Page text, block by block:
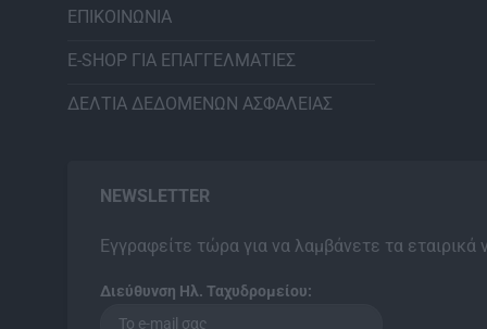
ΕΠΙΚΟΙΝΩΝΙΑ
E-SHOP ΓΙΑ ΕΠΑΓΓΕΛΜΑΤΙΕΣ
ΔΕΛΤΙΑ ΔΕΔΟΜΕΝΩΝ ΑΣΦΑΛΕΙΑΣ
NEWSLETTER
Εγγραφείτε τώρα για να λαμβάνετε τα εταιρικά
Διεύθυνση Ηλ. Ταχυδρομείου: